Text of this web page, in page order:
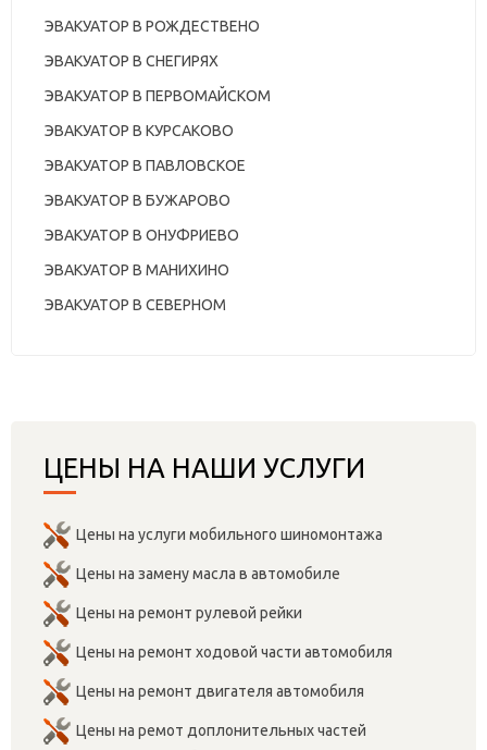
ЭВАКУАТОР В РОЖДЕСТВЕНО
ЭВАКУАТОР В СНЕГИРЯХ
ЭВАКУАТОР В ПЕРВОМАЙСКОМ
ЭВАКУАТОР В КУРСАКОВО
ЭВАКУАТОР В ПАВЛОВСКОЕ
ЭВАКУАТОР В БУЖАРОВО
ЭВАКУАТОР В ОНУФРИЕВО
ЭВАКУАТОР В МАНИХИНО
ЭВАКУАТОР В СЕВЕРНОМ
ЦЕНЫ НА НАШИ УСЛУГИ
Цены на услуги мобильного шиномонтажа
Цены на замену масла в автомобиле
Цены на ремонт рулевой рейки
Цены на ремонт ходовой части автомобиля
Цены на ремонт двигателя автомобиля
Цены на ремот доплонительных частей